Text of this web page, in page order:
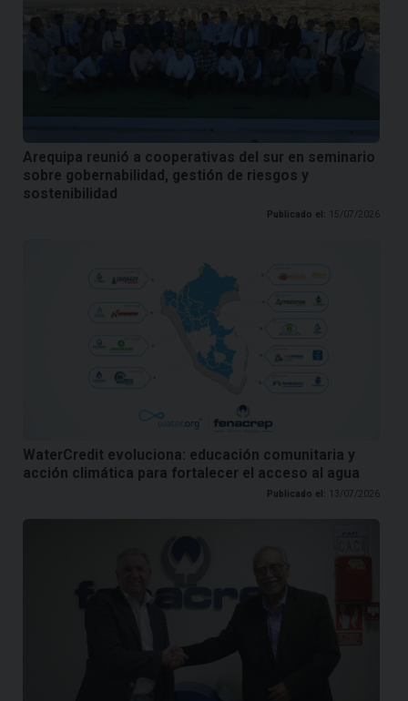
Arequipa reunió a cooperativas del sur en seminario
sobre gobernabilidad, gestión de riesgos y
sostenibilidad
Publicado el: 15/07/2026
WaterCredit evoluciona: educación comunitaria y
acción climática para fortalecer el acceso al agua
Publicado el: 13/07/2026